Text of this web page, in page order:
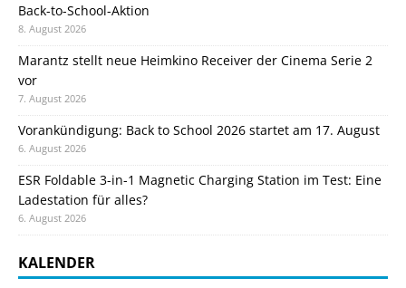
Back-to-School-Aktion
8. August 2026
Marantz stellt neue Heimkino Receiver der Cinema Serie 2
vor
7. August 2026
Vorankündigung: Back to School 2026 startet am 17. August
6. August 2026
ESR Foldable 3-in-1 Magnetic Charging Station im Test: Eine
Ladestation für alles?
6. August 2026
KALENDER